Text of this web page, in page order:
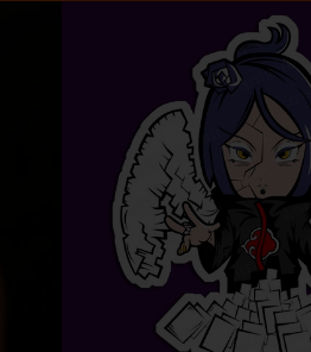
pausa